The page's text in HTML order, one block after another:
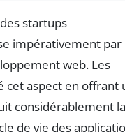
startups
impérativement par
web. Les
cet aspect en offrant
considérablement la
de vie des